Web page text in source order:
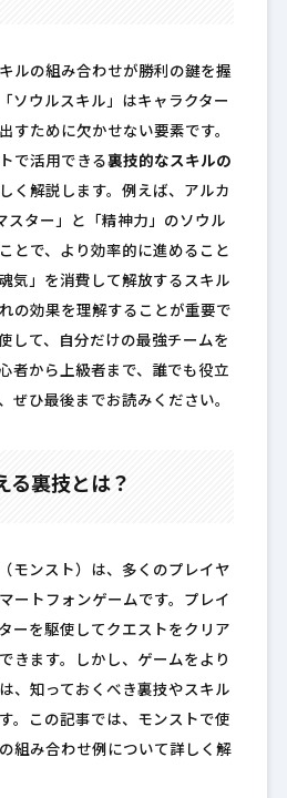
ルの組み合わせが勝利の鍵を握
ソウルスキル」はキャラクター
すために欠かせない要素です。
で活用できる裏技的なスキルの
く解説します。例えば、アルカ
スター」と「精神力」のソウル
とで、より効率的に進めること
気」を消費して解放するスキル
の効果を理解することが重要で
して、自分だけの最強チームを
者から上級者まで、誰でも役立
ぜひ最後までお読みください。
る裏技とは？
モンスト）は、多くのプレイヤ
ートフォンゲームです。プレイ
ーを駆使してクエストをクリア
きます。しかし、ゲームをより
、知っておくべき裏技やスキル
。この記事では、モンストで使
組み合わせ例について詳しく解